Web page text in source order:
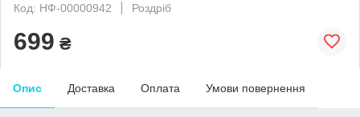
Код: НФ-00000942
Роздріб
699 ₴
Опис Доставка Оплата Умови повернення